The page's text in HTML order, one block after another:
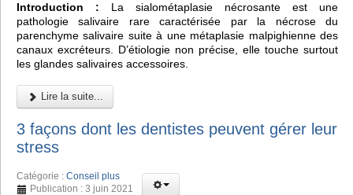
Introduction : La sialométaplasie nécrosante est une
pathologie salivaire rare caractérisée par la nécrose du
parenchyme salivaire suite à une métaplasie malpighienne des
canaux excréteurs. D’étiologie non précise, elle touche surtout
les glandes salivaires accessoires.
Lire la suite...
3 façons dont les dentistes peuvent gérer leur
stress
Catégorie : Conseil plus
Publication : 3 juin 2021